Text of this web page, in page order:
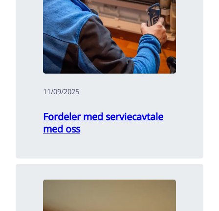
11/09/2025
Fordeler med serviecavtale
med oss